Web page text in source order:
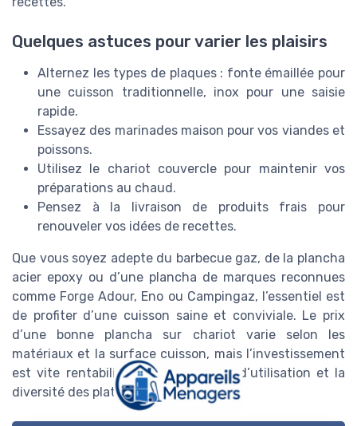
Quelques astuces pour varier les plaisirs
Alternez les types de plaques : fonte émaillée pour
une cuisson traditionnelle, inox pour une saisie
rapide.
Essayez des marinades maison pour vos viandes et
poissons.
Utilisez le chariot couvercle pour maintenir vos
préparations au chaud.
Pensez à la livraison de produits frais pour
renouveler vos idées de recettes.
Que vous soyez adepte du barbecue gaz, de la plancha
acier epoxy ou d’une plancha de marques reconnues
comme Forge Adour, Eno ou Campingaz, l’essentiel est
de profiter d’une cuisson saine et conviviale. Le prix
d’une bonne plancha sur chariot varie selon les
matériaux et la surface cuisson, mais l’investissement
est vite rentabilisé par la simplicité d’utilisation et la
diversité des plats réalisables.